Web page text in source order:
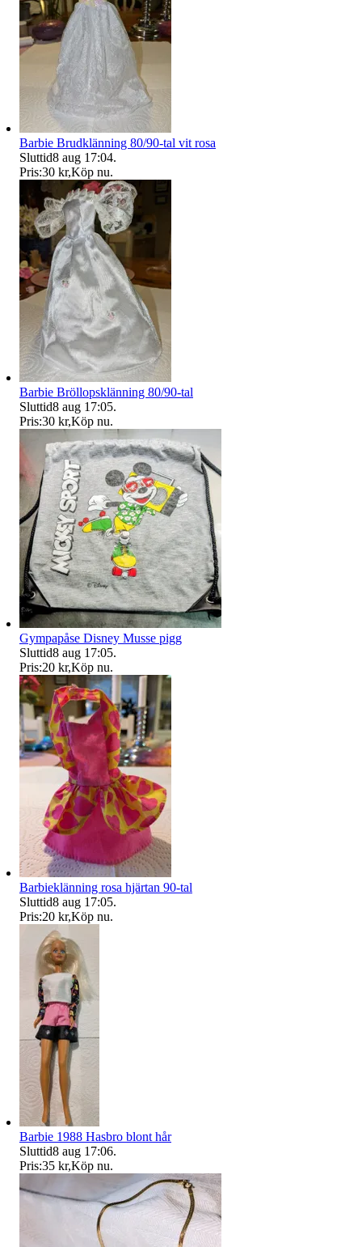
Barbie Brudklänning 80/90-tal vit rosa
Sluttid8 aug 17:04.
Pris:30 kr,Köp nu.
Barbie Bröllopsklänning 80/90-tal
Sluttid8 aug 17:05.
Pris:30 kr,Köp nu.
Gympapåse Disney Musse pigg
Sluttid8 aug 17:05.
Pris:20 kr,Köp nu.
Barbieklänning rosa hjärtan 90-tal
Sluttid8 aug 17:05.
Pris:20 kr,Köp nu.
Barbie 1988 Hasbro blont hår
Sluttid8 aug 17:06.
Pris:35 kr,Köp nu.